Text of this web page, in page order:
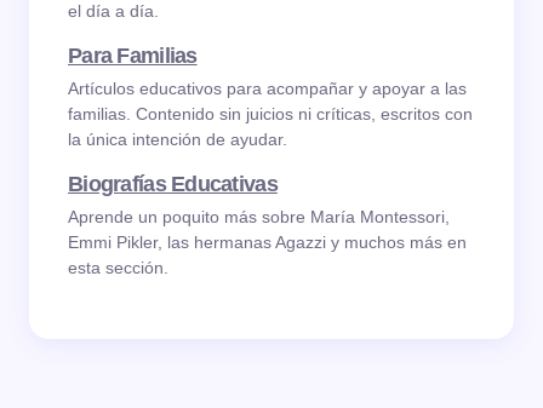
el día a día.
Para Familias
Artículos educativos para acompañar y apoyar a las
familias. Contenido sin juicios ni críticas, escritos con
la única intención de ayudar.
Biografías Educativas
Aprende un poquito más sobre María Montessori,
Emmi Pikler, las hermanas Agazzi y muchos más en
esta sección.